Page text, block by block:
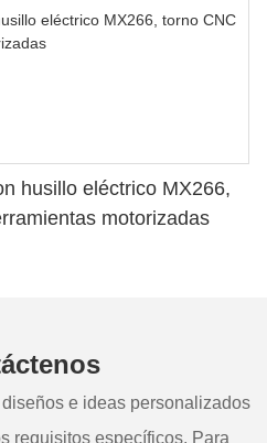
husillo eléctrico MX266,
motorizadas
e ideas personalizados
requisitos específicos. Para